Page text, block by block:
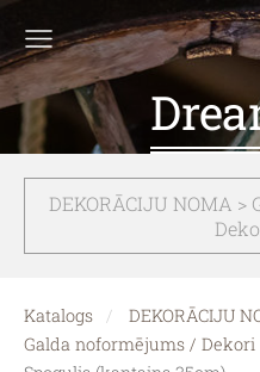
DEKORĀCIJU NOMA
Katalogs
DEKORĀCIJU
Galda noformējums / Dekori